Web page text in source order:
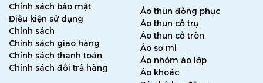
Chính sách bảo mật
Điều kiện sử dụng
Chính sách
Chính sách giao hàng
Chính sách thanh toán
Chính sách đổi trả hàng
Áo thun đồng phục
Áo thun cổ trụ
Áo thun cổ tròn
Áo sơ mi
Áo nhóm áo lớp
Áo khoác